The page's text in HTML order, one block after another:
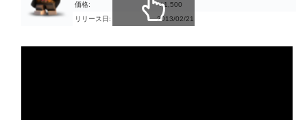
価格:
￥1,500
リリース日:
2013/02/21